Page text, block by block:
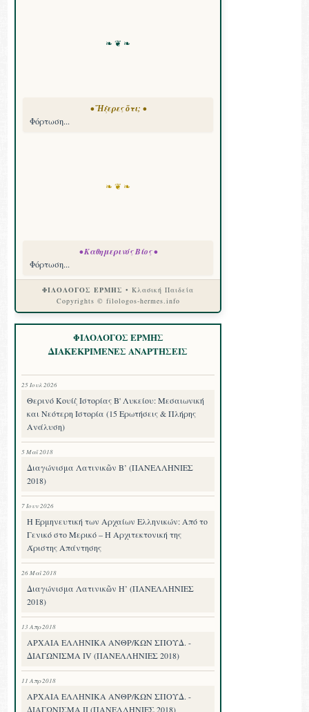
❧ ❦ ❧
• Ἤξερες ὅτι; •
Φόρτωση...
❧ ❦ ❧
• Καθημερινός Βίος •
Φόρτωση...
ΦΙΛΟΛΟΓΟΣ ΕΡΜΗΣ • Κλασική Παιδεία
Copyrights © filologos-hermes.info
ΦΙΛΟΛΟΓΟΣ ΕΡΜΗΣ
ΔΙΑΚΕΚΡΙΜΕΝΕΣ ΑΝΑΡΤΗΣΕΙΣ
25 Ιουλ 2026
Θερινό Κουίζ Ιστορίας Β' Λυκείου: Μεσαιωνική
και Νεότερη Ιστορία (15 Ερωτήσεις & Πλήρης
Ανάλυση)
5 Μαΐ 2018
Διαγώνισμα Λατινικῶν Β’ (ΠΑΝΕΛΛΗΝΙΕΣ
2018)
7 Ιουν 2026
Η Ερμηνευτική των Αρχαίων Ελληνικών: Από το
Γενικό στο Μερικό – Η Αρχιτεκτονική της
Άριστης Απάντησης
26 Μαΐ 2018
Διαγώνισμα Λατινικῶν Η’ (ΠΑΝΕΛΛΗΝΙΕΣ
2018)
13 Απρ 2018
ΑΡΧΑΙΑ ΕΛΛΗΝΙΚΑ ΑΝΘΡ/ΚΩΝ ΣΠΟΥΔ. -
ΔΙΑΓΩΝΙΣΜΑ IV (ΠΑΝΕΛΛΗΝΙΕΣ 2018)
11 Απρ 2018
ΑΡΧΑΙΑ ΕΛΛΗΝΙΚΑ ΑΝΘΡ/ΚΩΝ ΣΠΟΥΔ. -
ΔΙΑΓΩΝΙΣΜΑ II (ΠΑΝΕΛΛΗΝΙΕΣ 2018)